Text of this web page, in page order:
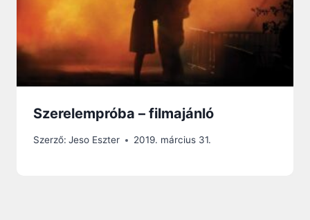
Szerelempróba – filmajánló
Szerző: Jeso Eszter 2019. március 31.